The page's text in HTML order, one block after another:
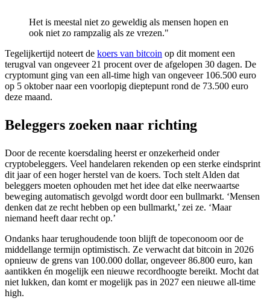
Het is meestal niet zo geweldig als mensen hopen en
ook niet zo rampzalig als ze vrezen."
Tegelijkertijd noteert de koers van bitcoin op dit moment een
terugval van ongeveer 21 procent over de afgelopen 30 dagen. De
cryptomunt ging van een all-time high van ongeveer 106.500 euro
op 5 oktober naar een voorlopig dieptepunt rond de 73.500 euro
deze maand.
Beleggers zoeken naar richting
Door de recente koersdaling heerst er onzekerheid onder
cryptobeleggers. Veel handelaren rekenden op een sterke eindsprint
dit jaar of een hoger herstel van de koers. Toch stelt Alden dat
beleggers moeten ophouden met het idee dat elke neerwaartse
beweging automatisch gevolgd wordt door een bullmarkt. ‘Mensen
denken dat ze recht hebben op een bullmarkt,’ zei ze. ‘Maar
niemand heeft daar recht op.’
Ondanks haar terughoudende toon blijft de topeconoom oor de
middellange termijn optimistisch. Ze verwacht dat bitcoin in 2026
opnieuw de grens van 100.000 dollar, ongeveer 86.800 euro, kan
aantikken én mogelijk een nieuwe recordhoogte bereikt. Mocht dat
niet lukken, dan komt er mogelijk pas in 2027 een nieuwe all-time
high.